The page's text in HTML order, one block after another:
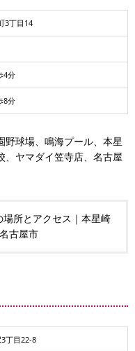
3丁目14
4分
8分
野球場、鳴海プール、本星
、ヤマダイ笠寺店、名古屋
所とアクセス｜本星崎
古屋市
丁目22-8